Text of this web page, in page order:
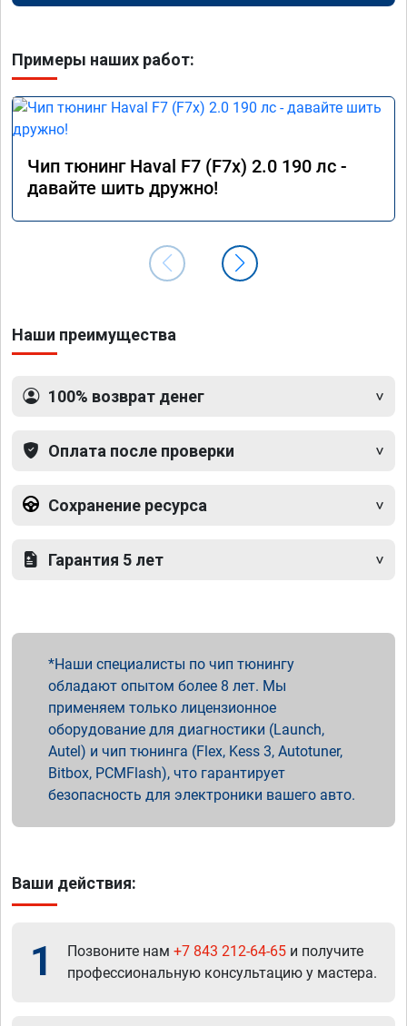
Примеры наших работ:
Чип тюнинг Haval F7 (F7x) 2.0 190 лс -
давайте шить дружно!
Наши преимущества
100% возврат денег
Оплата после проверки
Сохранение ресурса
Гарантия 5 лет
Наши специалисты по чип тюнингу
обладают опытом более 8 лет. Мы
применяем только лицензионное
оборудование для диагностики (Launch,
Autel) и чип тюнинга (Flex, Kess 3, Autotuner,
Bitbox, PCMFlash), что гарантирует
безопасность для электроники вашего авто.
Ваши действия:
1 Позвоните нам +7 843 212-64-65 и получите
профессиональную консультацию у мастера.